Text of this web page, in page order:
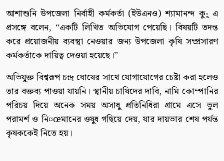
আশাশুনি উপজেলা নির্বাহী কর্মকর্তা (ইউএনও) শ্যামানন্দ কু-ু এ
প্রসঙ্গে বলেন, “একটি লিখিত অভিযোগ পেয়েছি। বিষয়টি তদন্ত
করে প্রয়োজনীয় ব্যবস্থা নেওয়ার জন্য উপজেলা কৃষি সম্প্রসারণ
কর্মকর্তাকে দায়িত্ব দেওয়া হয়েছে।”
অভিযুক্ত বিশ্বরূপ চন্দ্র ঘোষের সাথে যোগাযোগের চেষ্টা করা হলেও
তার বক্তব্য পাওয়া যায়নি। স্থানীয় চাষিদের দাবি, নামি কোম্পানির
পরিচয় দিয়ে অনেক সময় অসাধু প্রতিনিধিরা গ্রামে এসে ভুল
পরামর্শ ও নি¤œমানের ওষুধ গছিয়ে দেয়, যার দায়ভার শেষ পর্যন্ত
কৃষককেই নিতে হয়।